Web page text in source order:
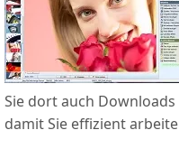
Sie dort auch
damit Sie effizient